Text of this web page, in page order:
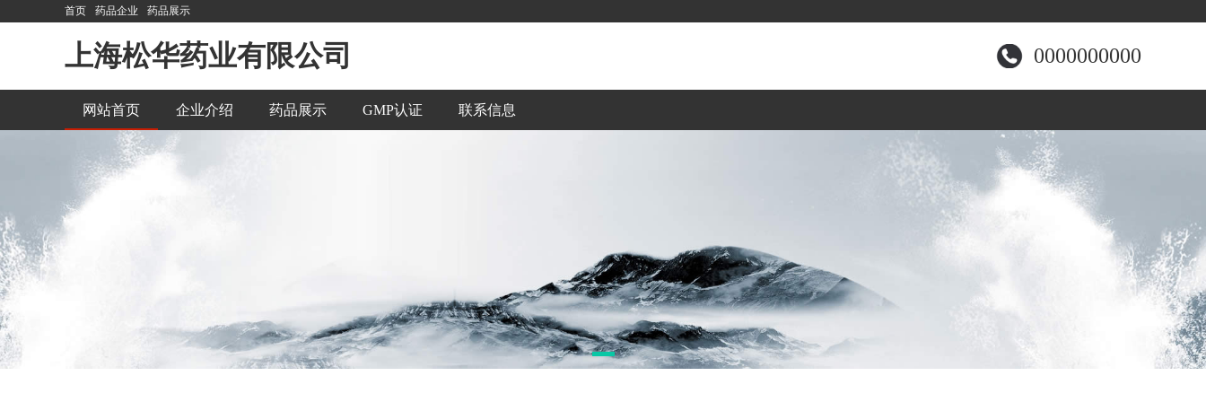
首页 药品企业 药品展示
上海松华药业有限公司 0000000000
网站首页 企业介绍 药品展示 GMP认证 联系信息